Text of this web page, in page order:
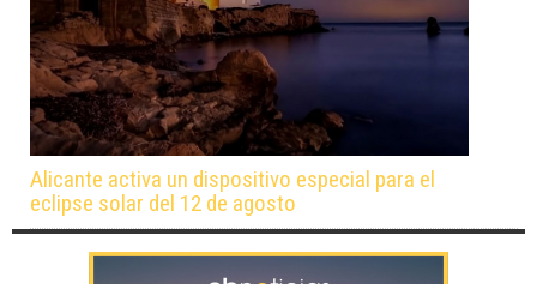
Alicante activa un dispositivo especial para el
eclipse solar del 12 de agosto